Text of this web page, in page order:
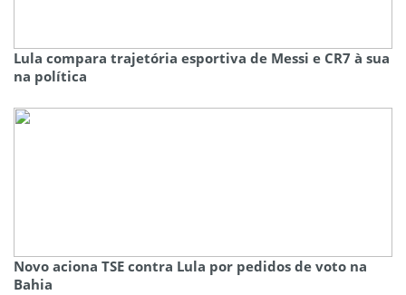
Lula compara trajetória esportiva de Messi e CR7 à sua
na política
Novo aciona TSE contra Lula por pedidos de voto na
Bahia